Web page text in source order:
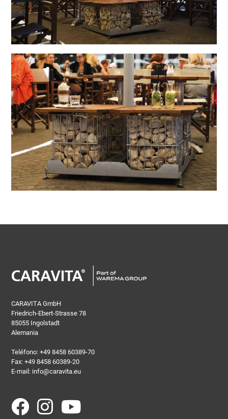
CARAVITA GmbH
Friedrich-Ebert-Strasse 78
85055 Ingolstadt
Alemania
Teléfono:+49 8458 60389-70
Fax: +49 8458 60389-20
E-mail: info@caravita.eu